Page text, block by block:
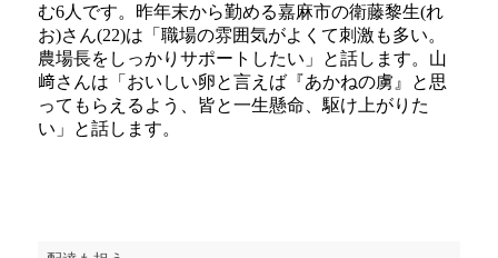
む6人です。昨年末から勤める嘉麻市の衛藤黎生(れ
お)さん(22)は「職場の雰囲気がよくて刺激も多い。
農場長をしっかりサポートしたい」と話します。山
﨑さんは「おいしい卵と言えば『あかねの虜』と思
ってもらえるよう、皆と一生懸命、駆け上がりた
い」と話します。